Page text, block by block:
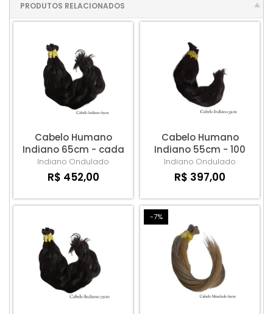
PRODUTOS RELACIONADOS
Cabelo Humano
Indiano 65cm - cada
100gm
Indiano Ondulado
R$ 452,00
Cabelo Humano
Indiano 55cm - 100
gramas
Indiano Ondulado
R$ 397,00
-7%